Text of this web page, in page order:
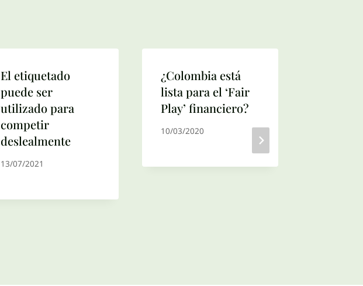
El etiquetado
puede ser
utilizado para
competir
deslealmente
13/07/2021
¿Colombia está
lista para el ‘Fair
Play’ financiero?
10/03/2020